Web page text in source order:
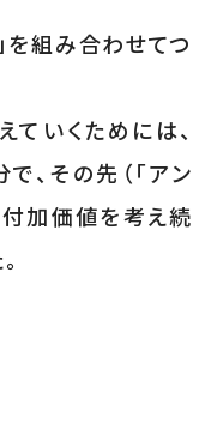
」を組み合わせてつ
いくためには、
、その先（「アン
付加価値を考え続